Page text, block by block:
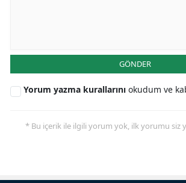
GÖNDER
Yorum yazma kurallarını okudum ve
* Bu içerik ile ilgili yorum yok, ilk yorumu siz